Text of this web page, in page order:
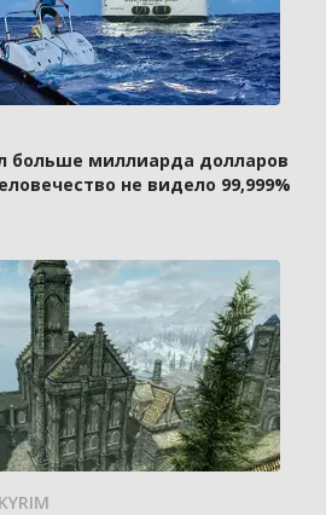
больше миллиарда долларов
не видело 99,999%